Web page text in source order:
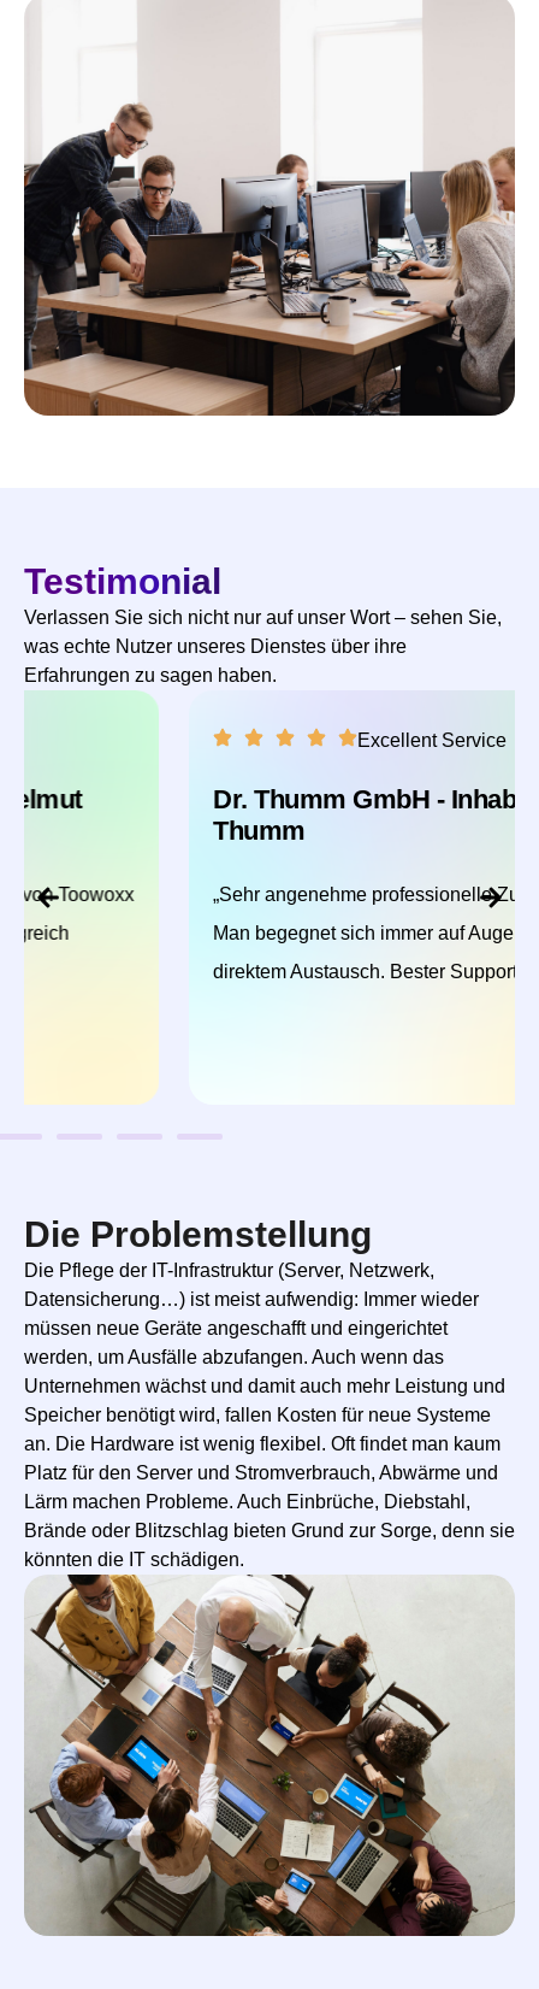
Testimonial
Verlassen Sie sich nicht nur auf unser Wort – sehen Sie,
was echte Nutzer unseres Dienstes über ihre
Erfahrungen zu sagen haben.
Excellent Service
Dr. Thumm GmbH - Inhaber Florian
„Sehr angenehme professionelle Zusammenarbeit.
Man begegnet sich immer auf Augenhöhe und
direktem Austausch. Bester Support!“
Die Problemstellung
Die Pflege der IT-Infrastruktur (Server, Netzwerk,
Datensicherung…) ist meist aufwendig: Immer wieder
müssen neue Geräte angeschafft und eingerichtet
werden, um Ausfälle abzufangen. Auch wenn das
Unternehmen wächst und damit auch mehr Leistung und
Speicher benötigt wird, fallen Kosten für neue Systeme
an. Die Hardware ist wenig flexibel. Oft findet man kaum
Platz für den Server und Stromverbrauch, Abwärme und
Lärm machen Probleme. Auch Einbrüche, Diebstahl,
Brände oder Blitzschlag bieten Grund zur Sorge, denn sie
könnten die IT schädigen.